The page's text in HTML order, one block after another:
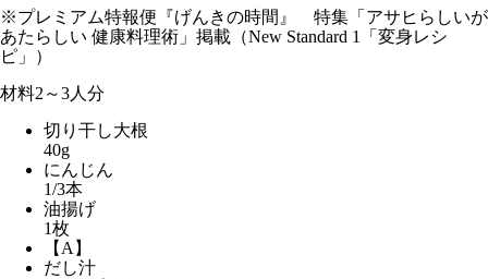
※プレミアム特報便『げんきの時間』 特集「アサヒらしいが
あたらしい 健康料理術」掲載（New Standard 1「変身レシ
ピ」）
材料2～3人分
切り干し大根
40g
にんじん
1/3本
油揚げ
1枚
【A】
だし汁